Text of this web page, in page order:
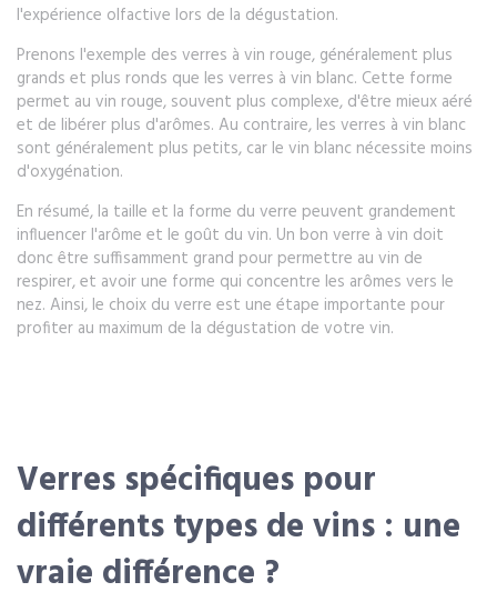
l'expérience olfactive lors de la dégustation.
Prenons l'exemple des verres à vin rouge, généralement plus
grands et plus ronds que les verres à vin blanc. Cette forme
permet au vin rouge, souvent plus complexe, d'être mieux aéré
et de libérer plus d'arômes. Au contraire, les verres à vin blanc
sont généralement plus petits, car le vin blanc nécessite moins
d'oxygénation.
En résumé, la taille et la forme du verre peuvent grandement
influencer l'arôme et le goût du vin. Un bon verre à vin doit
donc être suffisamment grand pour permettre au vin de
respirer, et avoir une forme qui concentre les arômes vers le
nez. Ainsi, le choix du verre est une étape importante pour
profiter au maximum de la dégustation de votre vin.
Verres spécifiques pour
différents types de vins : une
vraie différence ?